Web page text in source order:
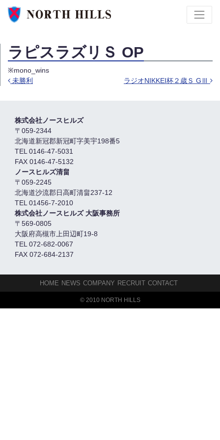
ラピスラズリＳ OP
※mono_wins
未勝利 ラジオNIKKEI杯２歳Ｓ GⅢ
株式会社ノースヒルズ
〒059-2344
北海道新冠郡新冠町字美宇198番5
TEL 0146-47-5031
FAX 0146-47-5132
ノースヒルズ清畠
〒059-2245
北海道沙流郡日高町清畠237-12
TEL 01456-7-2010
株式会社ノースヒルズ 大阪事務所
〒569-0805
大阪府高槻市上田辺町19-8
TEL 072-682-0067
FAX 072-684-2137
HOME NEWS COMPANY RECRUIT CONTACT
© 2010 NORTH HILLS